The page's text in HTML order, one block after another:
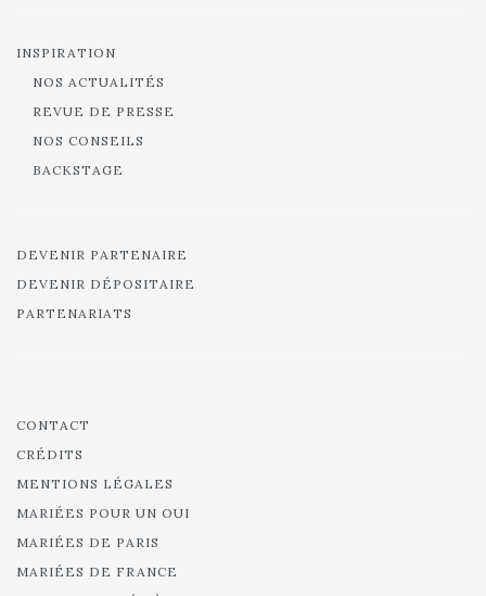
INSPIRATION
NOS ACTUALITÉS
REVUE DE PRESSE
NOS CONSEILS
BACKSTAGE
DEVENIR PARTENAIRE
DEVENIR DÉPOSITAIRE
PARTENARIATS
CONTACT
CRÉDITS
MENTIONS LÉGALES
MARIÉES POUR UN OUI
MARIÉES DE PARIS
MARIÉES DE FRANCE